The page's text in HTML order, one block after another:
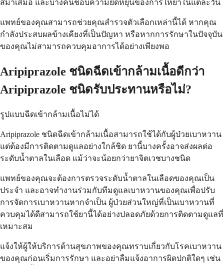
สม่ำเสมอ และบางคนชอบความยืดหยุ่นของการให้ยาในแต่ละวัน
แพทย์ของคุณสามารถช่วยคุณสำรวจตัวเลือกเหล่านี้ได้ หากคุณ
กำลังประสบผลข้างเคียงที่เป็นปัญหา หรือหากการรักษาในปัจจุบัน
ของคุณไม่สามารถควบคุมอาการได้อย่างเพียงพอ
Aripiprazole ชนิดฉีดเข้ากล้ามเนื้อดีกว่า
Aripiprazole ชนิดรับประทานหรือไม่?
รูปแบบฉีดเข้ากล้ามเนื้อไม่ได้
Aripiprazole ชนิดฉีดเข้ากล้ามเนื้อสามารถใช้ได้กับผู้ป่วยเบาหวาน
แต่ต้องมีการติดตามดูแลอย่างใกล้ชิด ยานี้บางครั้งอาจส่งผลต่อ
ระดับน้ำตาลในเลือด แม้ว่าจะน้อยกว่ายาจิตเวชบางชนิด
แพทย์ของคุณจะต้องการตรวจระดับน้ำตาลในเลือดของคุณเป็น
ประจำ และอาจทำงานร่วมกับทีมดูแลเบาหวานของคุณเพื่อปรับ
การจัดการเบาหวานหากจำเป็น ผู้ป่วยส่วนใหญ่ที่เป็นเบาหวานที่
ควบคุมได้ดีสามารถใช้ยานี้ได้อย่างปลอดภัยด้วยการติดตามดูแลที่
เหมาะสม
แจ้งให้ผู้ให้บริการด้านสุขภาพของคุณทราบเกี่ยวกับโรคเบาหวาน
ของคุณก่อนเริ่มการรักษา และอย่าลืมแจ้งอาการผิดปกติใดๆ เช่น